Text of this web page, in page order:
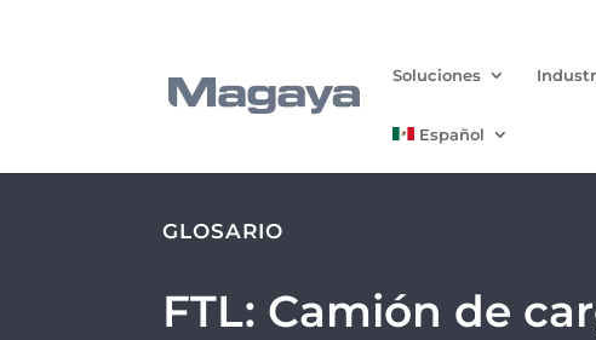
Soluciones
Español
GLOSARIO
FTL: Camión de